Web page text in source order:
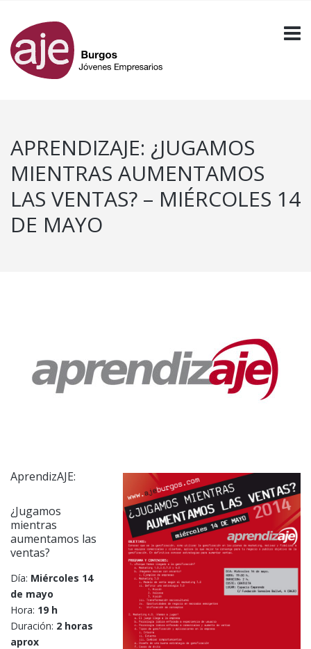
APRENDIZAJE: ¿JUGAMOS
MIENTRAS AUMENTAMOS
LAS VENTAS? – MIÉRCOLES 14
DE MAYO
AprendizAJE:
¿Jugamos
mientras
aumentamos las
ventas?
Día: Miércoles 14
de mayo
Hora: 19 h
Duración: 2 horas
aprox